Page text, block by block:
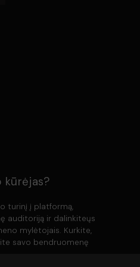
kūrėjas?
turinį į platformą,
auditoriją ir dalinkiteųs
mylėtojais. Kurkite,
savo bendruomenę